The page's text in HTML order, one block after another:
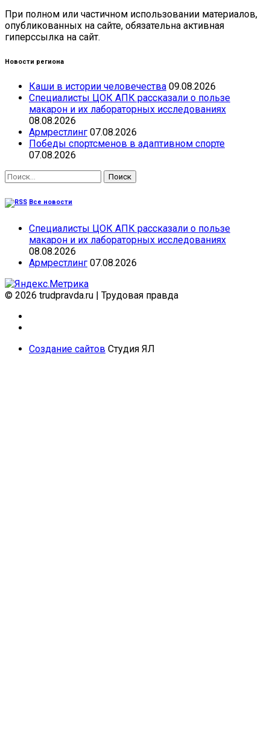
При полном или частичном использовании материалов,
опубликованных на сайте, обязательна активная
гиперссылка на сайт.
Новости региона
Каши в истории человечества 09.08.2026
Специалисты ЦОК АПК рассказали о пользе
макарон и их лабораторных исследованиях
08.08.2026
Армрестлинг 07.08.2026
Победы спортсменов в адаптивном спорте
07.08.2026
Найти:
Все новости
Специалисты ЦОК АПК рассказали о пользе
макарон и их лабораторных исследованиях
08.08.2026
Армрестлинг 07.08.2026
© 2026 trudpravda.ru | Трудовая правда
Создание сайтов Студия ЯЛ